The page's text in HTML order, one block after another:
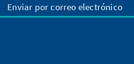
Enviar por correo electrónico